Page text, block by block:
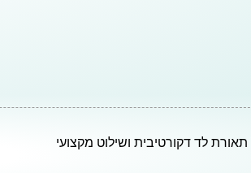
תאורת לד דקורטיבית ושילוט מקצועי